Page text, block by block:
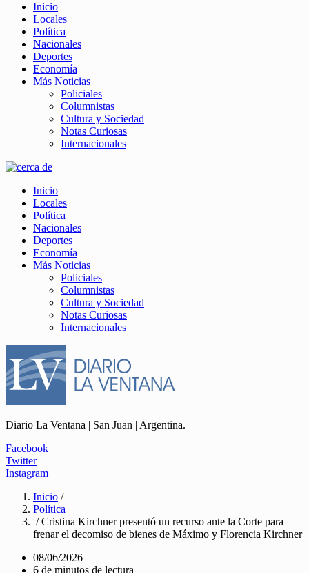
Inicio
Locales
Política
Nacionales
Deportes
Economía
Más Noticias
Policiales
Columnistas
Cultura y Sociedad
Notas Curiosas
Internacionales
Inicio
Locales
Política
Nacionales
Deportes
Economía
Más Noticias
Policiales
Columnistas
Cultura y Sociedad
Notas Curiosas
Internacionales
Diario La Ventana | San Juan | Argentina.
Facebook
Twitter
Instagram
Inicio /
Política
/ Cristina Kirchner presentó un recurso ante la Corte para
frenar el decomiso de bienes de Máximo y Florencia Kirchner
08/06/2026
6 de minutos de lectura